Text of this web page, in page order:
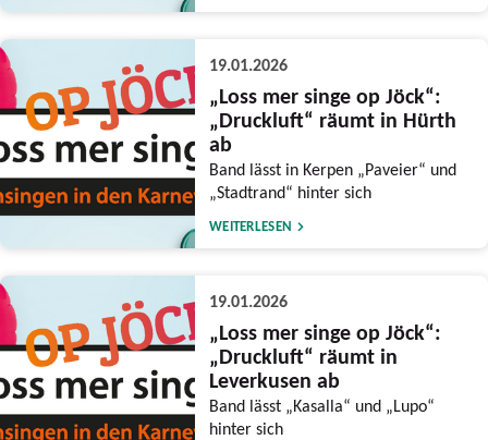
19.01.2026
„Loss mer singe op Jöck“:
„Druckluft“ räumt in Hürth
ab
Band lässt in Kerpen „Paveier“ und
„Stadtrand“ hinter sich
WEITERLESEN
19.01.2026
„Loss mer singe op Jöck“:
„Druckluft“ räumt in
Leverkusen ab
Band lässt „Kasalla“ und „Lupo“
hinter sich